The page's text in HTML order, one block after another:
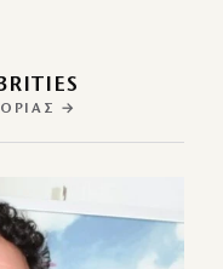
→